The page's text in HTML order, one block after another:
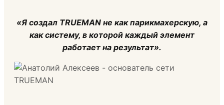
«Я создал TRUEMAN не как парикмахерскую, а
как систему, в которой каждый элемент
работает на результат».